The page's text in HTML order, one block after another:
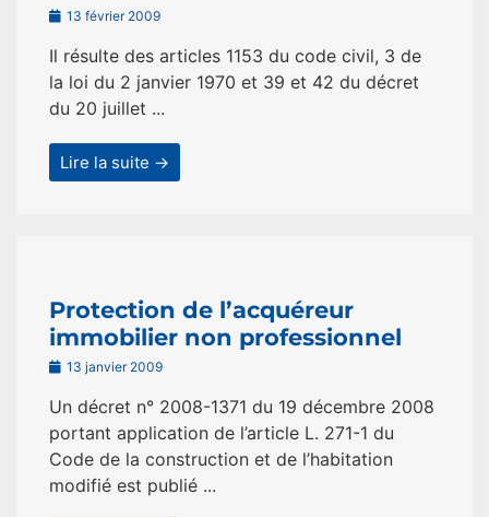
13 février 2009
Il résulte des articles 1153 du code civil, 3 de
la loi du 2 janvier 1970 et 39 et 42 du décret
du 20 juillet ...
Lire la suite →
Protection de l’acquéreur
immobilier non professionnel
13 janvier 2009
Un décret n° 2008-1371 du 19 décembre 2008
portant application de l’article L. 271-1 du
Code de la construction et de l’habitation
modifié est publié ...